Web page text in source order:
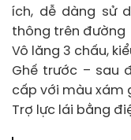
ích, dễ dàng sử
thông trên đường
Vô lăng 3 chấu,
Ghế trước – sau
cấp với màu xám
Trợ lực lái bằng